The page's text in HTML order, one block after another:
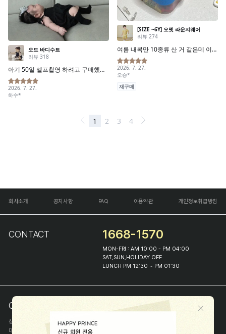
회사소개 공지사항 FAQ 이용약관 개인정보취급방침
CONTACT 1668-1570
MON-FRI : AM 10:00 - PM 04:00
SAT,SUN,HOLIDAY OFF
LUNCH PM 12:30 ~ PM 01:30
COMPANY INFO
상호
(주)해피프린스
대표
이화진